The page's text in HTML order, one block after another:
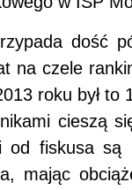
dość
na czele
roku był
cieszą
fiskusa są
mając